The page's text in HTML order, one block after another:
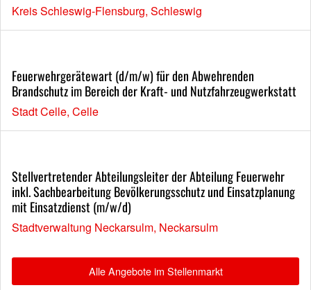
Kreis Schleswig-Flensburg, Schleswig
Feuerwehrgerätewart (d/m/w) für den Abwehrenden
Brandschutz im Bereich der Kraft- und Nutzfahrzeugwerkstatt
Stadt Celle, Celle
Stellvertretender Abteilungsleiter der Abteilung Feuerwehr
inkl. Sachbearbeitung Bevölkerungsschutz und Einsatzplanung
mit Einsatzdienst (m/w/d)
Stadtverwaltung Neckarsulm, Neckarsulm
Alle Angebote im Stellenmarkt